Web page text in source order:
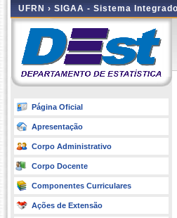
UFRN › SIGAA - Sistema
Página Oficial
Apresentação
Corpo Administrativo
Corpo Docente
Componentes Curriculares
Ações de Extensão